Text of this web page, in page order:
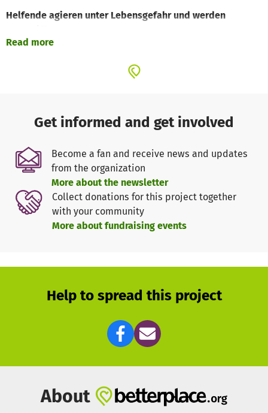
Helfende agieren unter Lebensgefahr und werden
Halbmond (SRCS) leistet unter extrem gefährlichen
Unsere Zusammenarbeit mit dem Sudanesischen Roten
Halbmond
Der Zivilbevölkerung fehlt es an allem. Wichtig sind vor
allem Grundnahrungsmittel, sauberes Wasser,
Notunterkünfte und Gesundheitsversorgung.
Entsprechend konzentriert sich unsere Zusammenarbeit
mit dem Sudanesischen Roten Halbmond auf die
individuelle Bedarfslagen zu berücksichtigen
Gesundheitsdienste
Verbesserung der Wasser- und Sanitärversorgung
Stärkung der Kapazitäten unserer
Schwestergesellschaft
Nach der Eskalation der Kämpfe in El Fasher Ende
Oktober plant das DRK aktuell zusammen mit dem SRCS,
Read more
Get informed and get involved
Become a fan and receive news and updates
from the organization
More about the newsletter
Collect donations for this project together
with your community
More about fundraising events
Help to spread this project
About